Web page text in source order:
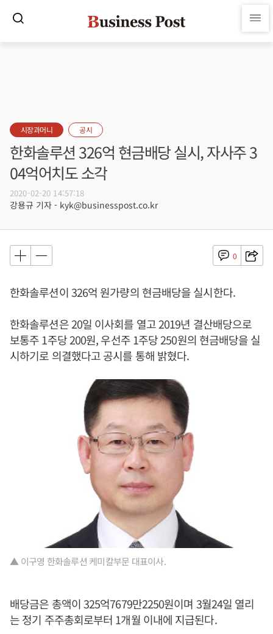
시장과머니 공시
한화솔루션 326억 현금배당 실시, 자사주 3
04억어치도 소각
2020-02-20 14:57:18
강용규 기자 - kyk@businesspost.co.kr
0
한화솔루션이 326억 원가량의 현금배당을 실시한다.
한화솔루션은 20일 이사회를 열고 2019년 결산배당으로
보통주 1주당 200원, 우선주 1주당 250원의 현금배당을 실
시하기로 의결했다고 공시를 통해 밝혔다.
▲ 이구영 한화솔루션 케미칼부문 대표이사.
배당금은 총액이 325억7679만2250원이며 3월24일 열리
는 정기 주주총회로부터 1개월 이내에 지급된다.